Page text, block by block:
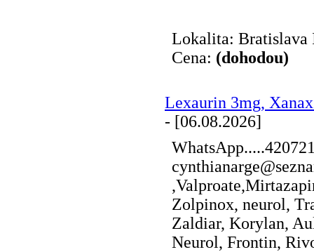
Lokalita: Bratislava
Cena: (dohodou)
Lexaurin 3mg,
- [06.08.2026]
Zolpinox, neurol,
Zaldiar, Korylan,
Neurol, Frontin,